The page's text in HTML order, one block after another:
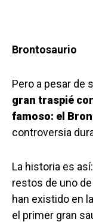
Brontosaurio
Pero a pesar de
gran traspié
famoso: el
controversia
La historia es
restos de uno
han existido en
el primer gran